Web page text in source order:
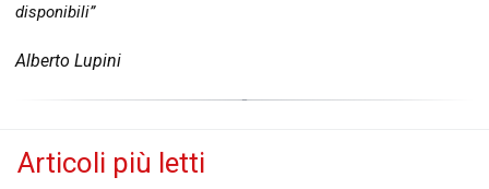
disponibili”
Alberto Lupini
Articoli più letti